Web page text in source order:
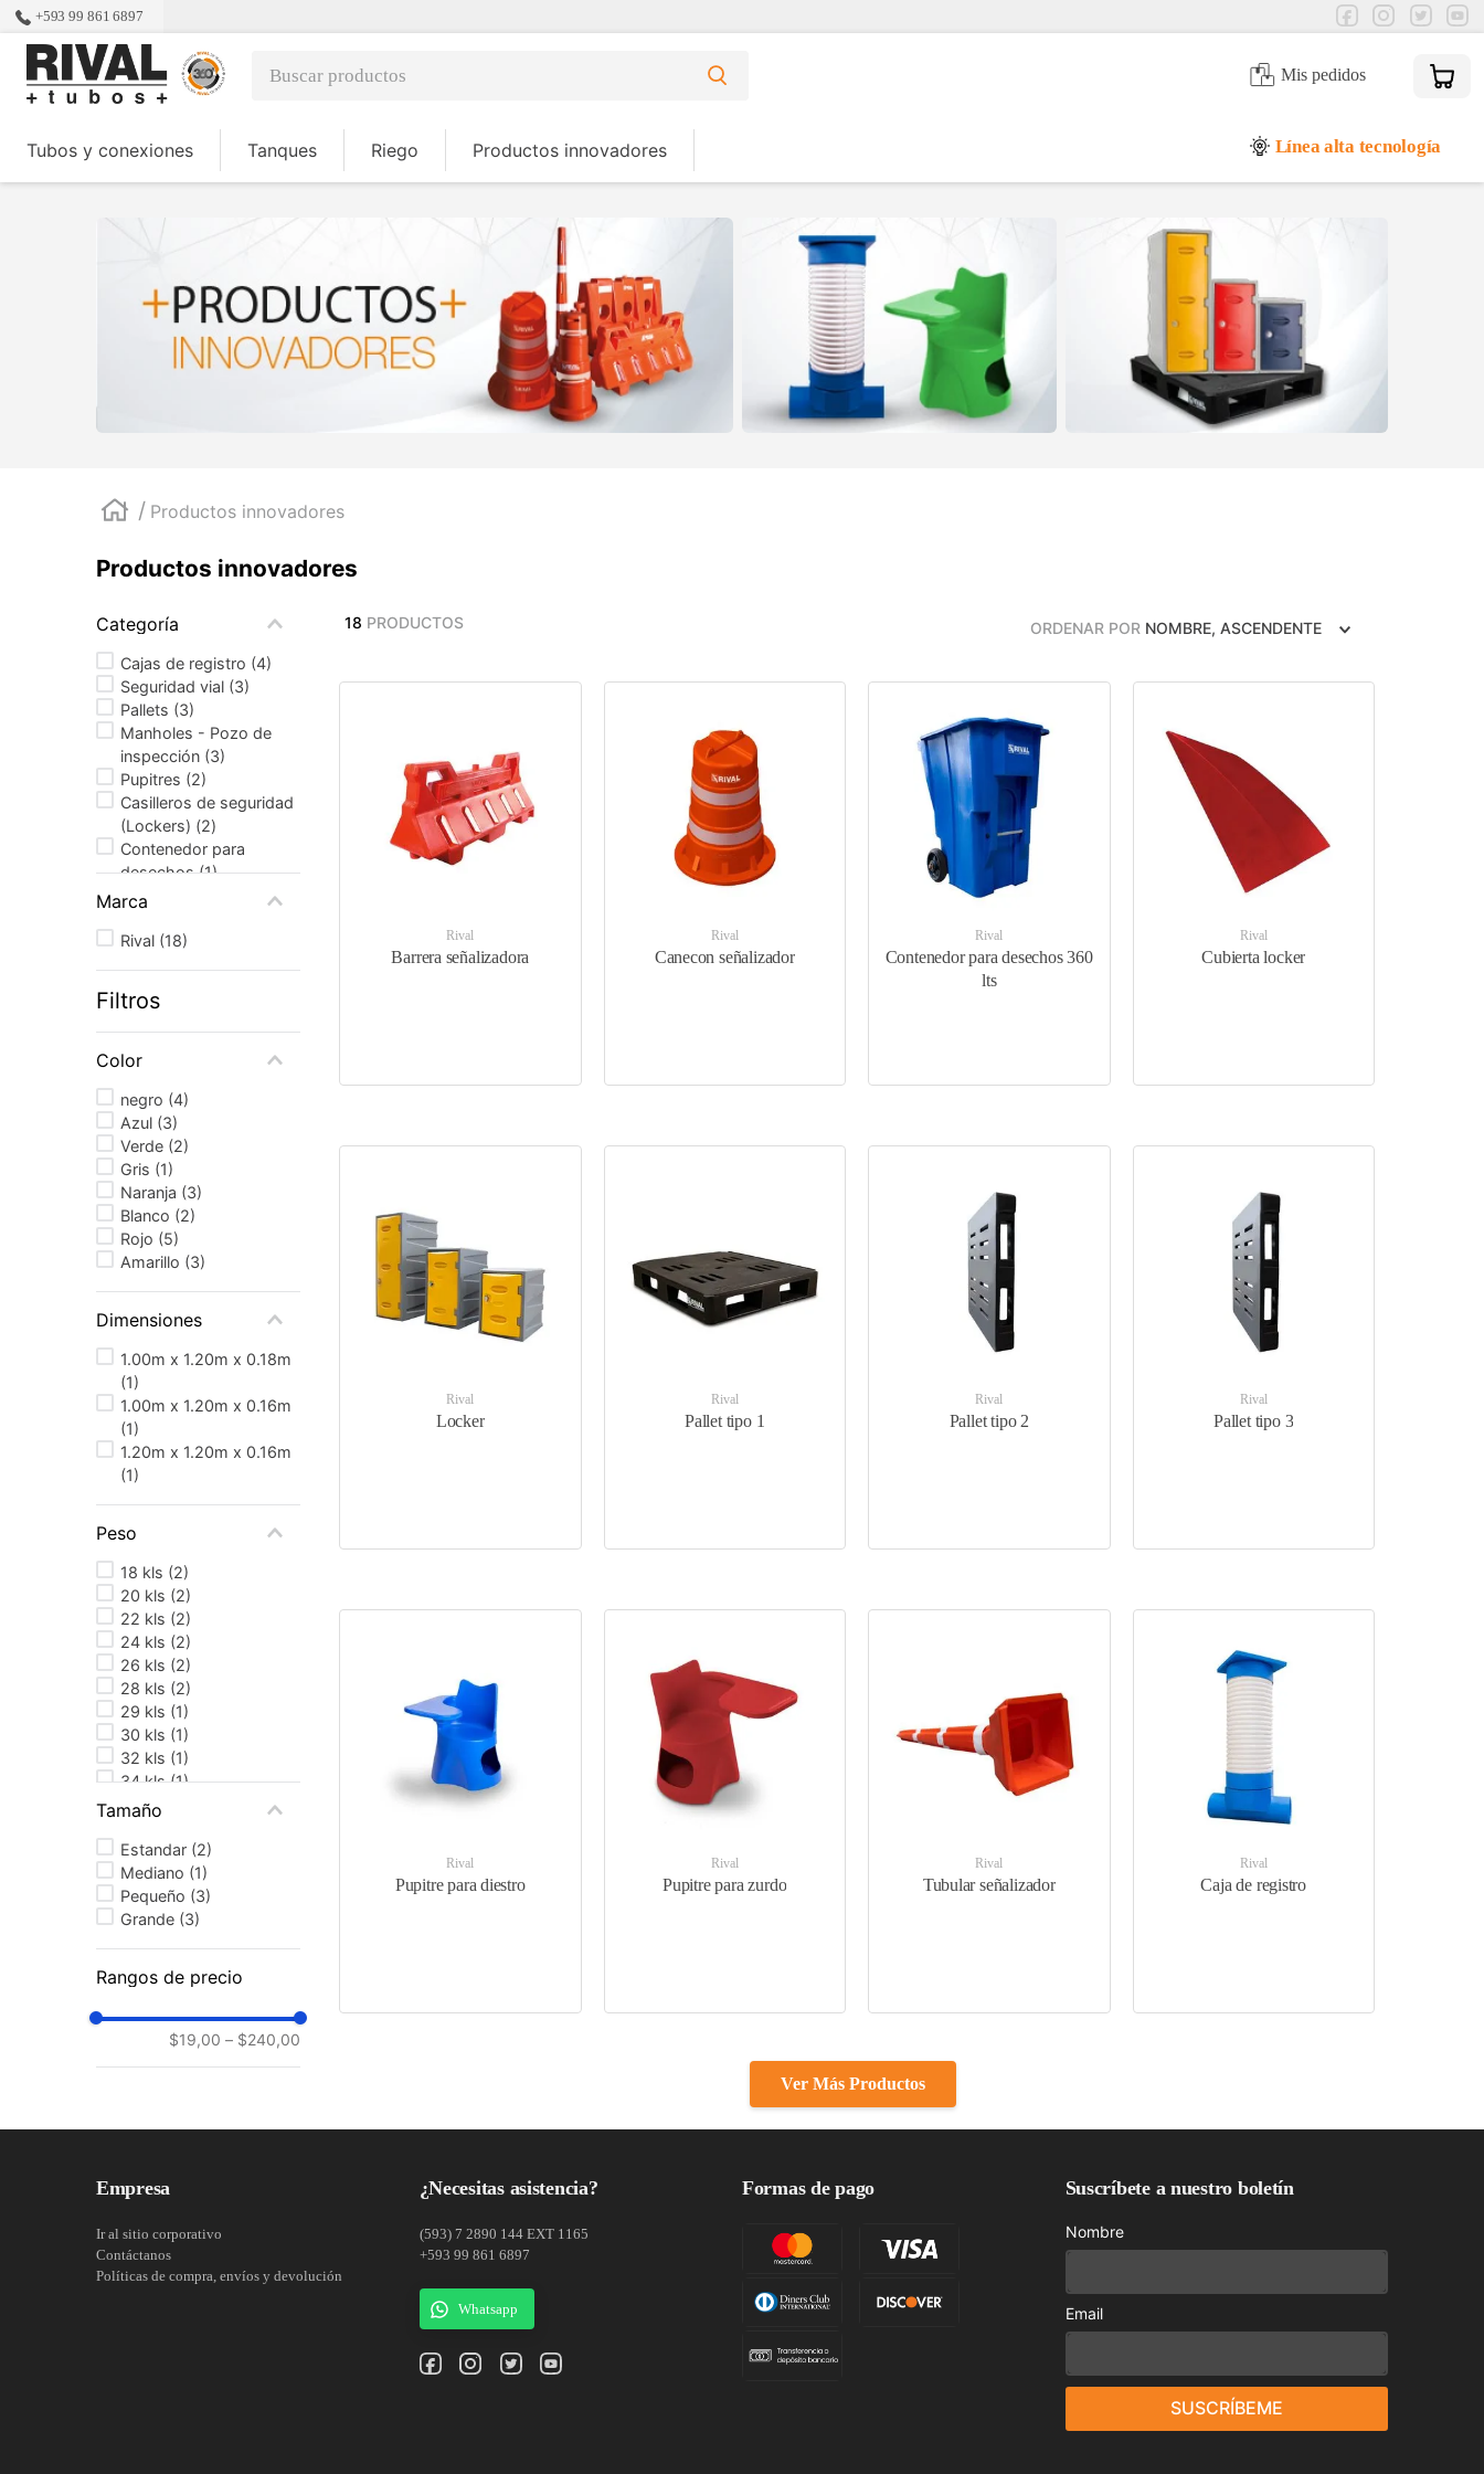
+593 99 861 6897
Mis pedidos
Tubos y conexiones Tanques Riego Productos innovadores Línea alta tecnología
Productos innovadores
Productos innovadores
Filtros
Categoría
Cajas de registro (4)
Seguridad vial (3)
Pallets (3)
Manholes - Pozo de
inspección (3)
Pupitres (2)
Casilleros de seguridad
(Lockers) (2)
Contenedor para
desechos (1)
Color
negro (4)
Azul (3)
Verde (2)
Gris (1)
Naranja (3)
Blanco (2)
Rojo (5)
Amarillo (3)
Dimensiones
1.00m x 1.20m x 0.18m
(1)
1.00m x 1.20m x 0.16m
(1)
1.20m x 1.20m x 0.16m
(1)
Marca
Rival (18)
Peso
18 kls (2)
20 kls (2)
22 kls (2)
24 kls (2)
26 kls (2)
28 kls (2)
29 kls (1)
30 kls (1)
32 kls (1)
34 kls (1)
Tamaño
Estandar (2)
Mediano (1)
Pequeño (3)
Grande (3)
Rangos de precio
$19,00 – $240,00
18 PRODUCTOS ORDENAR POR NOMBRE, ASCENDENTE
Rival
Barrera señalizadora
Rival
Canecon señalizador
Rival
Contenedor para desechos 360
lts
Rival
Cubierta locker
Rival
Locker
Rival
Pallet tipo 1
Rival
Pallet tipo 2
Rival
Pallet tipo 3
Rival
Pupitre para diestro
Rival
Pupitre para zurdo
Rival
Tubular señalizador
Rival
Caja de registro
Empresa
Ir al sitio corporativo
Contáctanos
Políticas de compra, envíos y devolución
¿Necesitas asistencia?
(593) 7 2890 144 EXT 1165
+593 99 861 6897
Whatsapp
Formas de pago Suscríbete a nuestro boletín
Nombre
Email
SUSCRÍBEME
1.
tanques
5.
tanque
6.
pallets
10. tubos